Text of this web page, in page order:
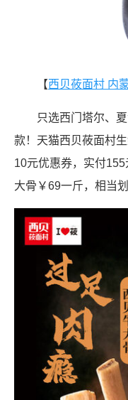
【西贝莜面村 内
只选西门塔尔、
款！天猫西贝莜面村
10元优惠券，实付
大骨￥69一斤，相当划